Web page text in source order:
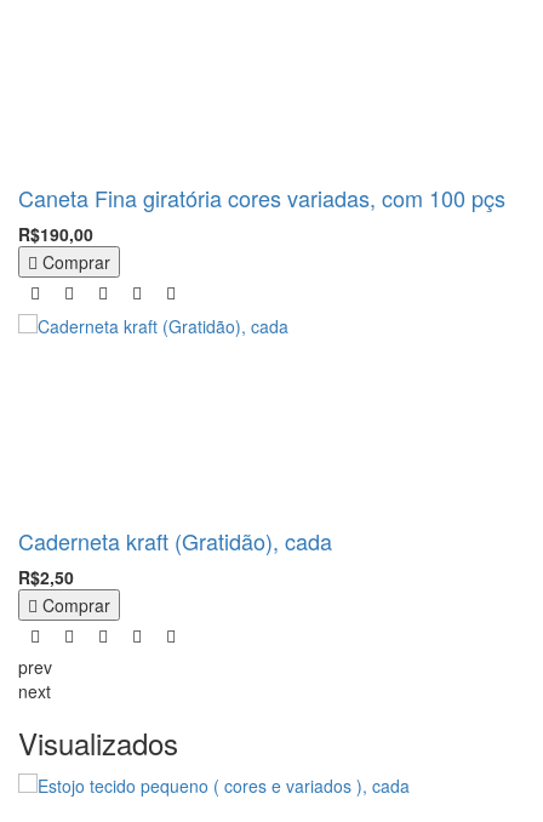
Caneta Fina giratória cores variadas, com 100 pçs
R$190,00
Comprar
Caderneta kraft (Gratidão), cada
R$2,50
Comprar
prev
next
Visualizados